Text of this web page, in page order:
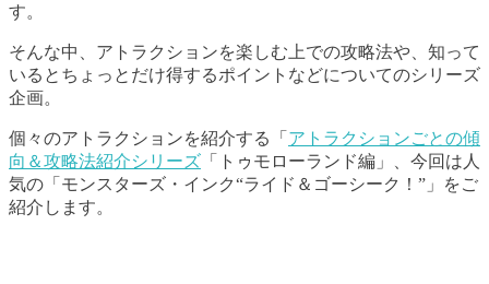
す。
そんな中、アトラクションを楽しむ上での攻略法や、知って
いるとちょっとだけ得するポイントなどについてのシリーズ
企画。
個々のアトラクションを紹介する「 アトラクションごとの傾
向＆攻略法紹介シリーズ 「トゥモローランド編」、今回は人
気の「モンスターズ・インク“ライド＆ゴーシーク！”」をご
紹介します。